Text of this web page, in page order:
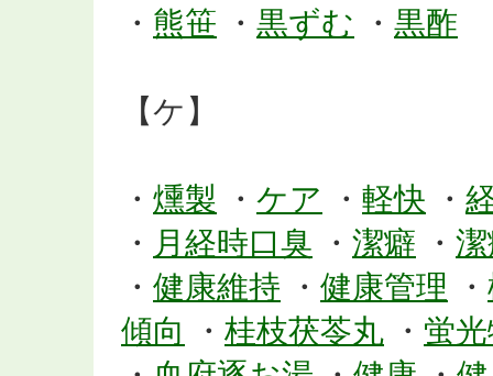
・ 熊笹 ・ 黒ずむ ・ 黒酢
【ケ】
・ 燻製 ・ ケア ・ 軽快 ・
・ 月経時口臭 ・ 潔癖 ・
・ 健康維持 ・ 健康管理 ・
傾向
・ 桂枝茯苓丸 ・ 蛍